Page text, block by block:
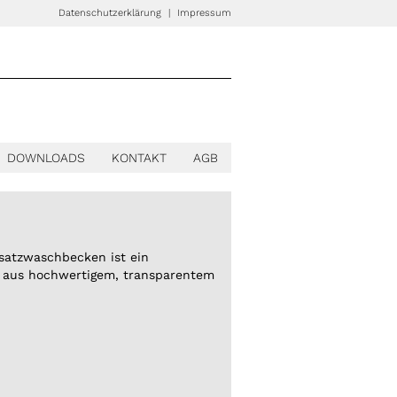
Datenschutzerklärung | Impressum
DOWNLOADS KONTAKT AGB
ist ein
hochwertigem, transparentem